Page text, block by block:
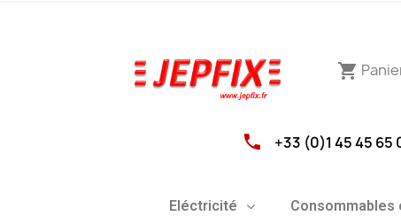
shopping_cart
phone +33 (0)1 45 45 65
Eléctricité